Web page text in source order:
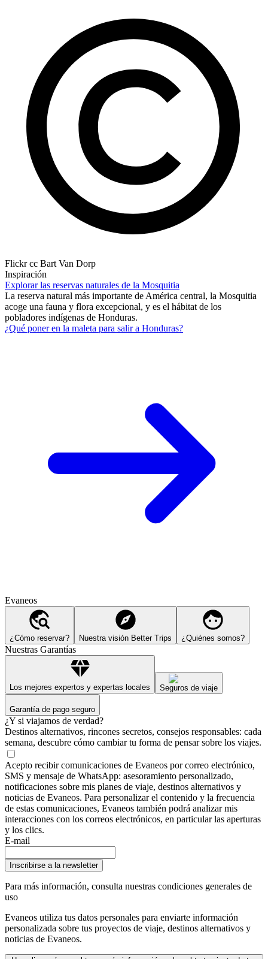
Flickr cc Bart Van Dorp
Inspiración
Explorar las reservas naturales de la Mosquitia
La reserva natural más importante de América central, la Mosquitia
acoge una fauna y flora excepcional, y es el hábitat de los
pobladores indígenas de Honduras.
¿Qué poner en la maleta para salir a Honduras?
Evaneos
¿Cómo reservar? Nuestra visión Better Trips ¿Quiénes somos?
Nuestras Garantías
Los mejores expertos y expertas locales Seguros de viaje
Garantía de pago seguro
¿Y si viajamos de verdad?
Destinos alternativos, rincones secretos, consejos responsables: cada
semana, descubre cómo cambiar tu forma de pensar sobre los viajes.
Acepto recibir comunicaciones de Evaneos por correo electrónico,
SMS y mensaje de WhatsApp: asesoramiento personalizado,
notificaciones sobre mis planes de viaje, destinos alternativos y
noticias de Evaneos. Para personalizar el contenido y la frecuencia
de estas comunicaciones, Evaneos también podrá analizar mis
interacciones con los correos electrónicos, en particular las aperturas
y los clics.
E-mail
Inscribirse a la newsletter
Para más información, consulta nuestras condiciones generales de
uso
Evaneos utiliza tus datos personales para enviarte información
personalizada sobre tus proyectos de viaje, destinos alternativos y
noticias de Evaneos.